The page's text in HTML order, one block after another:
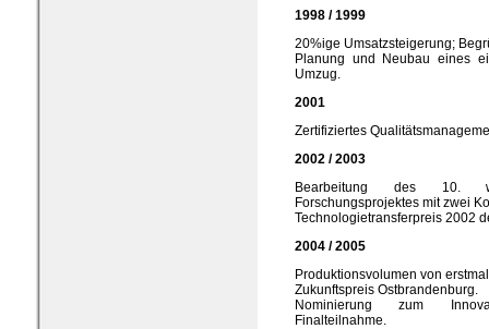
1998 / 1999
20%ige Umsatzsteigerung;
Planung und Neubau eines
Umzug.
2001
Zertifiziertes
2002 / 2003
Bearbeitung des 10.
Forschungsprojektes mit zwei
Technologietransferpreis 2002
2004 / 2005
Produktionsvolumen von
Zukunftspreis Ostbrandenburg.
Nominierung zum
Finalteilnahme.